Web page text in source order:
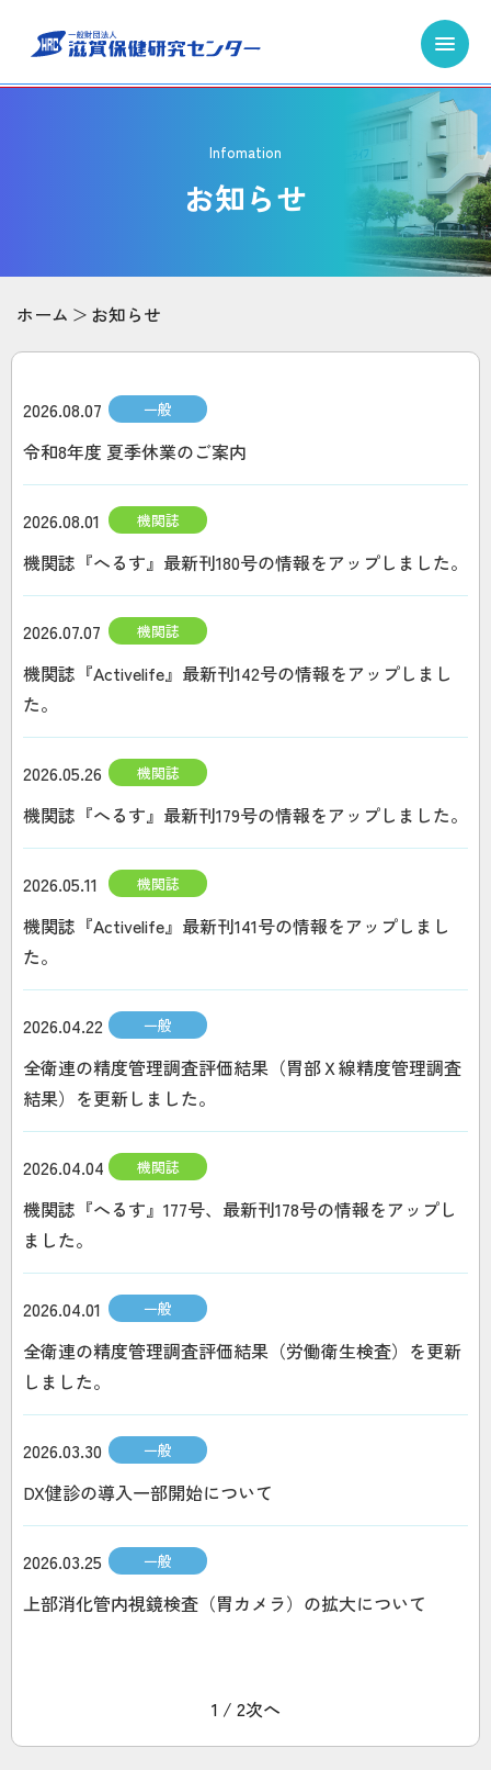
Infomation
お知らせ
ホーム お知らせ
2026.08.07 一般
令和8年度 夏季休業のご案内
2026.08.01 機関誌
機関誌『へるす』最新刊180号の情報をアップしました。
2026.07.07 機関誌
機関誌『Activelife』最新刊142号の情報をアップしまし
た。
2026.05.26 機関誌
機関誌『へるす』最新刊179号の情報をアップしました。
2026.05.11 機関誌
機関誌『Activelife』最新刊141号の情報をアップしまし
た。
2026.04.22 一般
全衛連の精度管理調査評価結果（胃部Ｘ線精度管理調査
結果）を更新しました。
2026.04.04 機関誌
機関誌『へるす』177号、最新刊178号の情報をアップし
ました。
2026.04.01 一般
全衛連の精度管理調査評価結果（労働衛生検査）を更新
しました。
2026.03.30 一般
DX健診の導入一部開始について
2026.03.25 一般
上部消化管内視鏡検査（胃カメラ）の拡大について
1 / 2次へ